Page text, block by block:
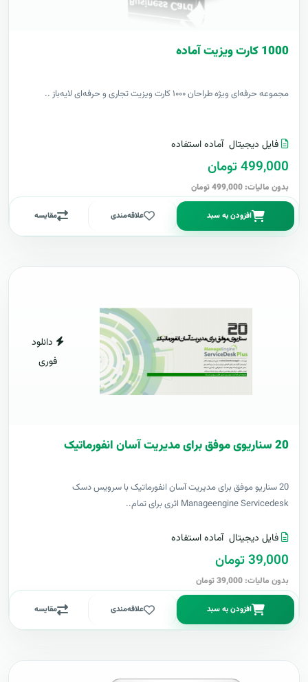
1000 کارت ويزيت آماده
مجموعه حرفه‌ای ویژه طراحان ۱۰۰۰ کارت ویزیت تجاری و حرفه‌ای لایه‌باز ..
فایل دیجیتال آماده استفاده
499,000 تومان
بدون مالیات: 499,000 تومان
افزودن به سبد علاقه‌مندی مقایسه
دانلود
فوری
20 سناریوی موفق برای مدیریت آسان انفورماتیک
20 سناریو موفق برای مدیریت آسان انفورماتیک با سرویس دسک
Manageengine Servicedesk اثری برای تمام..
فایل دیجیتال آماده استفاده
39,000 تومان
بدون مالیات: 39,000 تومان
افزودن به سبد علاقه‌مندی مقایسه